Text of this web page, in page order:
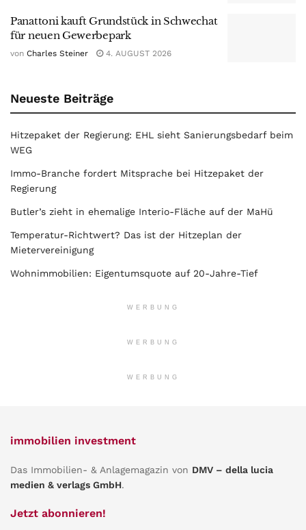
Panattoni kauft Grundstück in Schwechat
für neuen Gewerbepark
von Charles Steiner 4. AUGUST 2026
Neueste Beiträge
Hitzepaket der Regierung: EHL sieht Sanierungsbedarf beim
WEG
Immo-Branche fordert Mitsprache bei Hitzepaket der
Regierung
Butler’s zieht in ehemalige Interio-Fläche auf der MaHü
Temperatur-Richtwert? Das ist der Hitzeplan der
Mietervereinigung
Wohnimmobilien: Eigentumsquote auf 20-Jahre-Tief
WERBUNG
WERBUNG
WERBUNG
immobilien investment
Das Immobilien- & Anlagemagazin von DMV – della lucia
medien & verlags GmbH.
Jetzt abonnieren!